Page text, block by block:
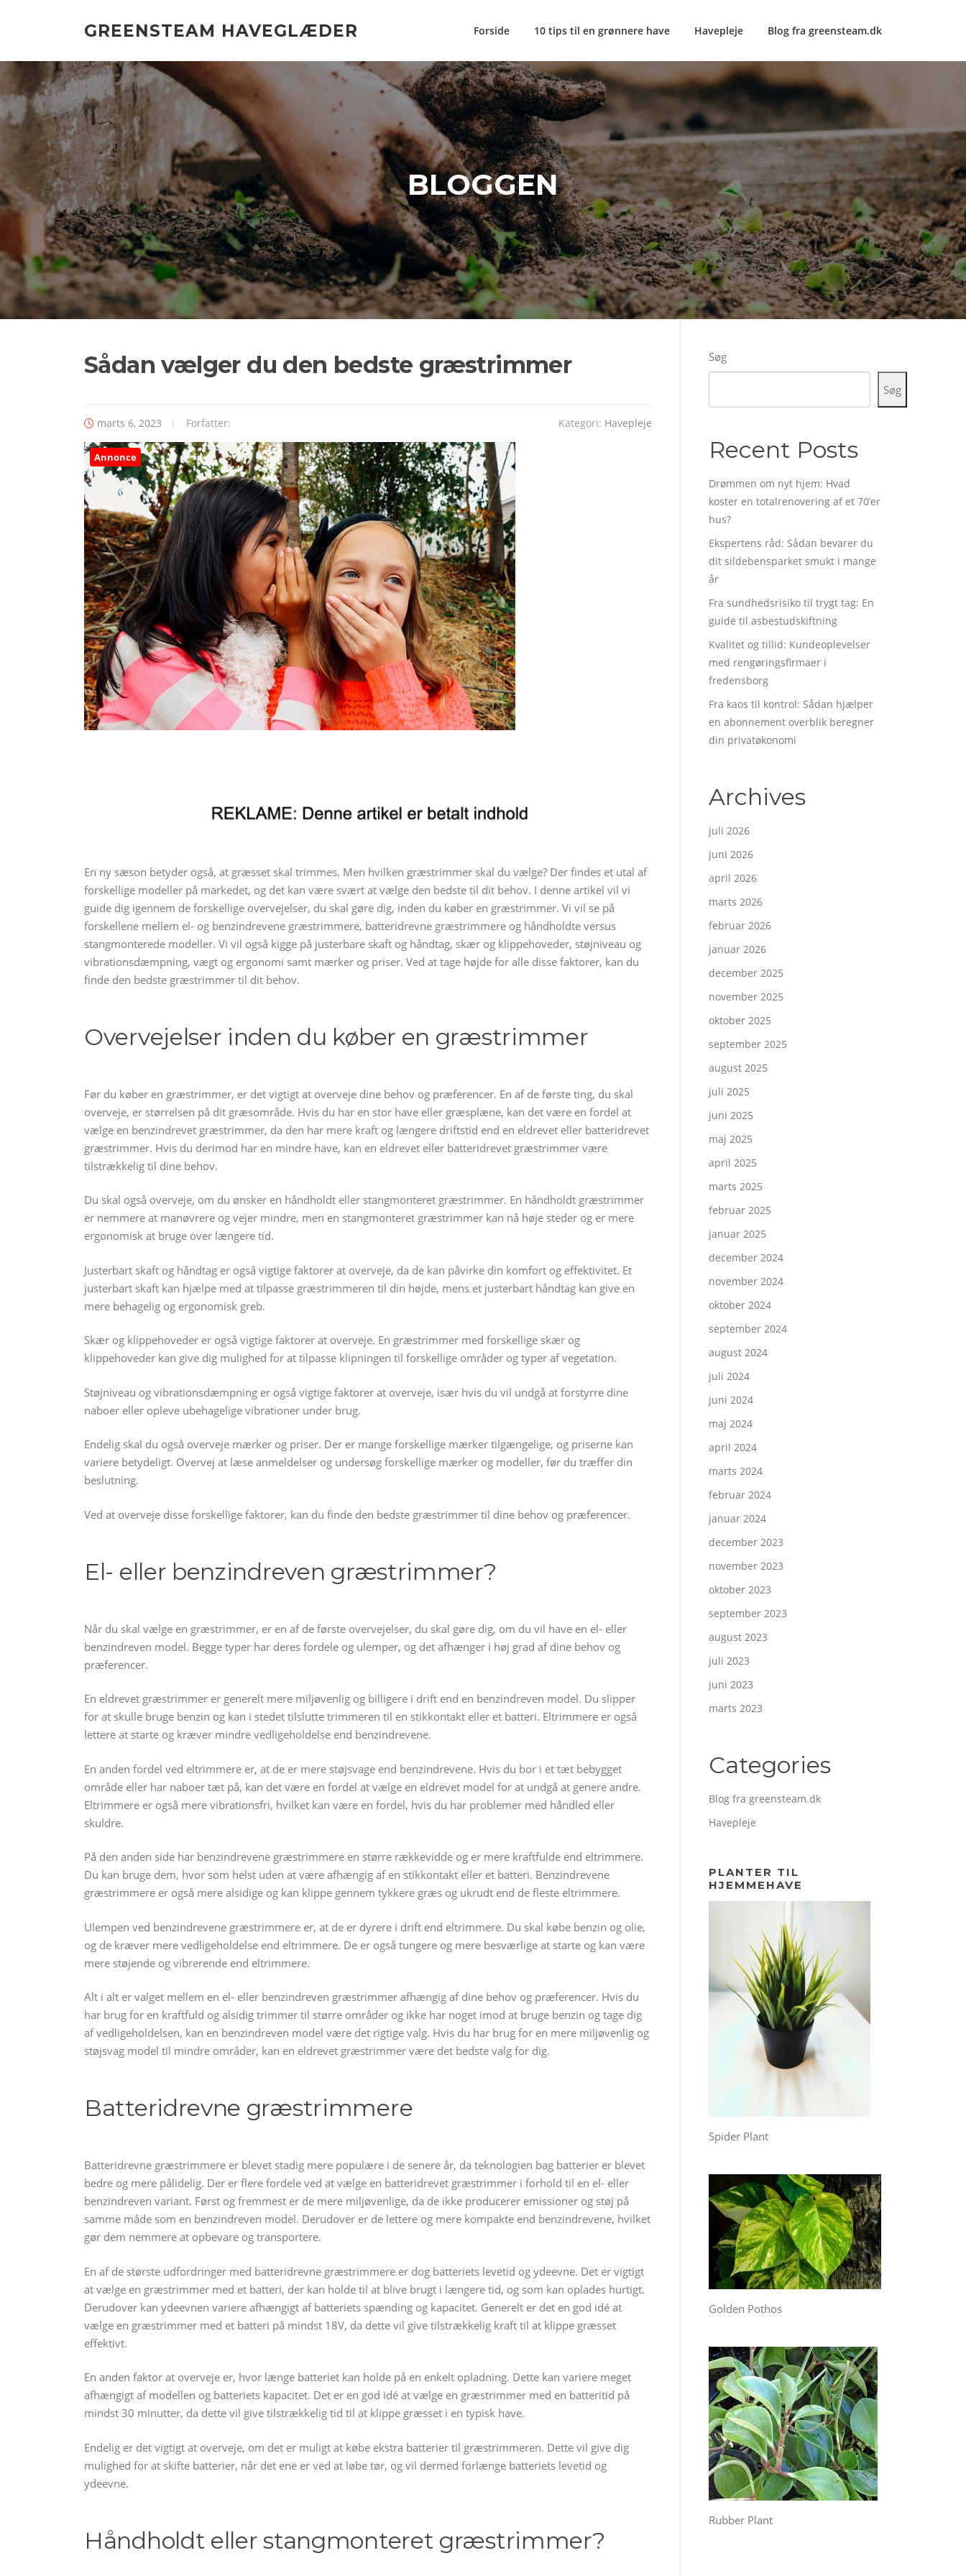
GREENSTEAM HAVEGLÆDER Forside 10 tips til en grønnere have Havepleje Blog fra greensteam.dk
BLOGGEN
Sådan vælger du den bedste græstrimmer
marts 6, 2023 Forfatter: Kategori: Havepleje
Annonce
En ny sæson betyder også, at græsset skal trimmes. Men hvilken græstrimmer skal du vælge? Der findes et utal af
forskellige modeller på markedet, og det kan være svært at vælge den bedste til dit behov. I denne artikel vil vi
guide dig igennem de forskellige overvejelser, du skal gøre dig, inden du køber en græstrimmer. Vi vil se på
forskellene mellem el- og benzindrevene græstrimmere, batteridrevne græstrimmere og håndholdte versus
stangmonterede modeller. Vi vil også kigge på justerbare skaft og håndtag, skær og klippehoveder, støjniveau og
vibrationsdæmpning, vægt og ergonomi samt mærker og priser. Ved at tage højde for alle disse faktorer, kan du
finde den bedste græstrimmer til dit behov.
Overvejelser inden du køber en græstrimmer
Før du køber en græstrimmer, er det vigtigt at overveje dine behov og præferencer. En af de første ting, du skal
overveje, er størrelsen på dit græsområde. Hvis du har en stor have eller græsplæne, kan det være en fordel at
vælge en benzindrevet græstrimmer, da den har mere kraft og længere driftstid end en eldrevet eller batteridrevet
græstrimmer. Hvis du derimod har en mindre have, kan en eldrevet eller batteridrevet græstrimmer være
tilstrækkelig til dine behov.
Du skal også overveje, om du ønsker en håndholdt eller stangmonteret græstrimmer. En håndholdt græstrimmer
er nemmere at manøvrere og vejer mindre, men en stangmonteret græstrimmer kan nå høje steder og er mere
ergonomisk at bruge over længere tid.
Justerbart skaft og håndtag er også vigtige faktorer at overveje, da de kan påvirke din komfort og effektivitet. Et
justerbart skaft kan hjælpe med at tilpasse græstrimmeren til din højde, mens et justerbart håndtag kan give en
mere behagelig og ergonomisk greb.
Skær og klippehoveder er også vigtige faktorer at overveje. En græstrimmer med forskellige skær og
klippehoveder kan give dig mulighed for at tilpasse klipningen til forskellige områder og typer af vegetation.
Støjniveau og vibrationsdæmpning er også vigtige faktorer at overveje, især hvis du vil undgå at forstyrre dine
naboer eller opleve ubehagelige vibrationer under brug.
Endelig skal du også overveje mærker og priser. Der er mange forskellige mærker tilgængelige, og priserne kan
variere betydeligt. Overvej at læse anmeldelser og undersøg forskellige mærker og modeller, før du træffer din
beslutning.
Ved at overveje disse forskellige faktorer, kan du finde den bedste græstrimmer til dine behov og præferencer.
El- eller benzindreven græstrimmer?
Når du skal vælge en græstrimmer, er en af de første overvejelser, du skal gøre dig, om du vil have en el- eller
benzindreven model. Begge typer har deres fordele og ulemper, og det afhænger i høj grad af dine behov og
præferencer.
En eldrevet græstrimmer er generelt mere miljøvenlig og billigere i drift end en benzindreven model. Du slipper
for at skulle bruge benzin og kan i stedet tilslutte trimmeren til en stikkontakt eller et batteri. Eltrimmere er også
lettere at starte og kræver mindre vedligeholdelse end benzindrevene.
En anden fordel ved eltrimmere er, at de er mere støjsvage end benzindrevene. Hvis du bor i et tæt bebygget
område eller har naboer tæt på, kan det være en fordel at vælge en eldrevet model for at undgå at genere andre.
Eltrimmere er også mere vibrationsfri, hvilket kan være en fordel, hvis du har problemer med håndled eller
skuldre.
På den anden side har benzindrevene græstrimmere en større rækkevidde og er mere kraftfulde end eltrimmere.
Du kan bruge dem, hvor som helst uden at være afhængig af en stikkontakt eller et batteri. Benzindrevene
græstrimmere er også mere alsidige og kan klippe gennem tykkere græs og ukrudt end de fleste eltrimmere.
Ulempen ved benzindrevene græstrimmere er, at de er dyrere i drift end eltrimmere. Du skal købe benzin og olie,
og de kræver mere vedligeholdelse end eltrimmere. De er også tungere og mere besværlige at starte og kan være
mere støjende og vibrerende end eltrimmere.
Alt i alt er valget mellem en el- eller benzindreven græstrimmer afhængig af dine behov og præferencer. Hvis du
har brug for en kraftfuld og alsidig trimmer til større områder og ikke har noget imod at bruge benzin og tage dig
af vedligeholdelsen, kan en benzindreven model være det rigtige valg. Hvis du har brug for en mere miljøvenlig og
støjsvag model til mindre områder, kan en eldrevet græstrimmer være det bedste valg for dig.
Batteridrevne græstrimmere
Batteridrevne græstrimmere er blevet stadig mere populære i de senere år, da teknologien bag batterier er blevet
bedre og mere pålidelig. Der er flere fordele ved at vælge en batteridrevet græstrimmer i forhold til en el- eller
benzindreven variant. Først og fremmest er de mere miljøvenlige, da de ikke producerer emissioner og støj på
samme måde som en benzindreven model. Derudover er de lettere og mere kompakte end benzindrevene, hvilket
gør dem nemmere at opbevare og transportere.
En af de største udfordringer med batteridrevne græstrimmere er dog batteriets levetid og ydeevne. Det er vigtigt
at vælge en græstrimmer med et batteri, der kan holde til at blive brugt i længere tid, og som kan oplades hurtigt.
Derudover kan ydeevnen variere afhængigt af batteriets spænding og kapacitet. Generelt er det en god idé at
vælge en græstrimmer med et batteri på mindst 18V, da dette vil give tilstrækkelig kraft til at klippe græsset
effektivt.
En anden faktor at overveje er, hvor længe batteriet kan holde på en enkelt opladning. Dette kan variere meget
afhængigt af modellen og batteriets kapacitet. Det er en god idé at vælge en græstrimmer med en batteritid på
mindst 30 minutter, da dette vil give tilstrækkelig tid til at klippe græsset i en typisk have.
Endelig er det vigtigt at overveje, om det er muligt at købe ekstra batterier til græstrimmeren. Dette vil give dig
mulighed for at skifte batterier, når det ene er ved at løbe tør, og vil dermed forlænge batteriets levetid og
ydeevne.
Håndholdt eller stangmonteret græstrimmer?
Søg
Søg
Recent Posts
Drømmen om nyt hjem: Hvad
koster en totalrenovering af et 70’er
hus?
Ekspertens råd: Sådan bevarer du
dit sildebensparket smukt i mange
år
Fra sundhedsrisiko til trygt tag: En
guide til asbestudskiftning
Kvalitet og tillid: Kundeoplevelser
med rengøringsfirmaer i
fredensborg
Fra kaos til kontrol: Sådan hjælper
en abonnement overblik beregner
din privatøkonomi
Archives
juli 2026
juni 2026
april 2026
marts 2026
februar 2026
januar 2026
december 2025
november 2025
oktober 2025
september 2025
august 2025
juli 2025
juni 2025
maj 2025
april 2025
marts 2025
februar 2025
januar 2025
december 2024
november 2024
oktober 2024
september 2024
august 2024
juli 2024
juni 2024
maj 2024
april 2024
marts 2024
februar 2024
januar 2024
december 2023
november 2023
oktober 2023
september 2023
august 2023
juli 2023
juni 2023
marts 2023
Categories
Blog fra greensteam.dk
Havepleje
PLANTER TIL
HJEMMEHAVE
Spider Plant
Golden Pothos
Rubber Plant